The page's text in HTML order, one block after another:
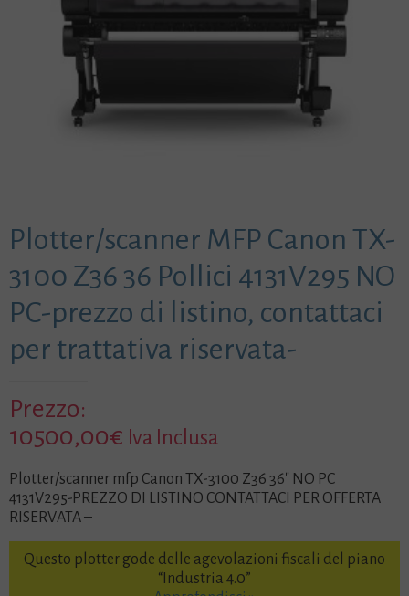
Plotter/scanner MFP Canon TX-
3100 Z36 36 Pollici 4131V295 NO
PC-prezzo di listino, contattaci
per trattativa riservata-
Prezzo:
10500,00€ Iva Inclusa
Plotter/scanner mfp Canon TX-3100 Z36 36″ NO PC
4131V295-PREZZO DI LISTINO CONTATTACI PER OFFERTA
RISERVATA –
Questo plotter gode delle agevolazioni fiscali del piano
“Industria 4.0”